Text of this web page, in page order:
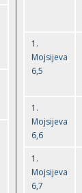
1.
Mojsijeva
6,5
1.
Mojsijeva
6,6
1.
Mojsijeva
6,7